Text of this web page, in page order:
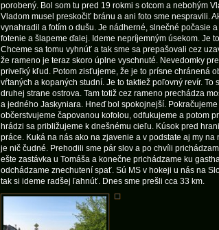
porobený. Bol som tu pred 19 rokmi s otcom a nebohým
Vladom musel preskočiť bránu a ani foto sme nespravili.
vynahradil a fotím o dušu. Je nádherné, slnečné počasie
fotenie a šlapeme ďalej. Ideme nepríjemným úsekom. Je
Chceme sa tomu vyhnúť a tak sme sa prepašovali cez
že rameno je teraz skoro úplne vyschnuté. Nevedomky
priveľký kľud. Potom zisťujeme, že je to prísne chránená
vŕtaných a kopaných studní. Je to taktiež poľovný revír.
druhej strane ostrova. Tam totiž cez rameno prechádza
a jedného Jaskyniara. Hneď bol spokojnejší.
občerstvujeme čapovanou kofolou, odfukujeme a potom
hrádzi sa približujeme k dnešnému cieľu. Kúsok pred
práce. Kuká na nás ako na zjavenie a v podstate aj my
je nič čudné. Prehodili sme pár slov a po chvíli
ešte zastávka u Tomáša a konečne prichádzame ku
odchádzame znechutení spať. Sú MS v hokeji u nás na
tak si ideme radšej ľahnúť. Dnes sme prešli cca 33 km.